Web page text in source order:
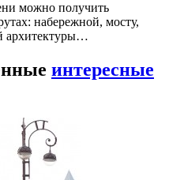
можно получить
набережной, мосту,
архитектуры…
интересные